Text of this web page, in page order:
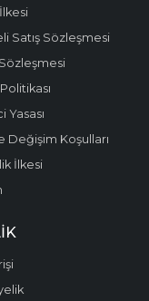
Satış Sözleşmesi
Yasası
Değişim Koşulları
İlkesi